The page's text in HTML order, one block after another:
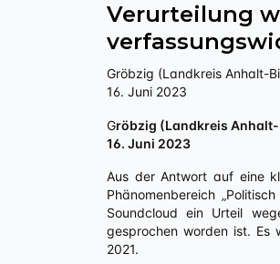
Verurteilung
Gröbzig (Landkreis Anhalt-
16. Juni 2023
Gröbzig (Landkreis
16. Juni 2023
Aus der Antwort auf eine
Phänomenbereich
Soundcloud ein Urteil
gesprochen worden ist. Es
2021.